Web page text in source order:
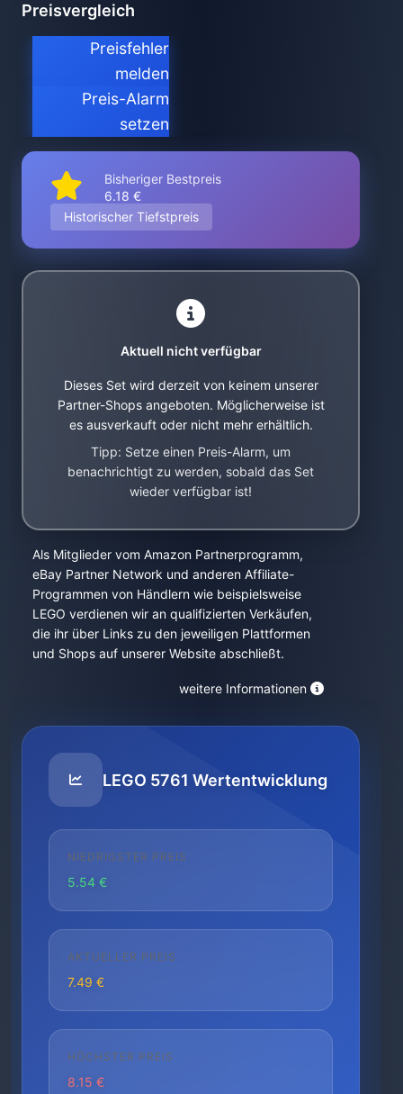
Preisvergleich
Preisfehler
melden
Preis-Alarm
setzen
Bisheriger Bestpreis
6.18 €
Historischer Tiefstpreis
Aktuell nicht verfügbar
Dieses Set wird derzeit von keinem unserer
Partner-Shops angeboten. Möglicherweise ist
es ausverkauft oder nicht mehr erhältlich.
Tipp: Setze einen Preis-Alarm, um
benachrichtigt zu werden, sobald das Set
wieder verfügbar ist!
Als Mitglieder vom Amazon Partnerprogramm,
eBay Partner Network und anderen Affiliate-
Programmen von Händlern wie beispielsweise
LEGO verdienen wir an qualifizierten Verkäufen,
die ihr über Links zu den jeweiligen Plattformen
und Shops auf unserer Website abschließt.
weitere Informationen
LEGO 5761 Wertentwicklung
NIEDRIGSTER PREIS
5.54 €
AKTUELLER PREIS
7.49 €
HÖCHSTER PREIS
8.15 €